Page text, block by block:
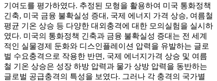
기여도를 평가하였다. 추정된 모형을 활용하여 미국 통화정책
긴축, 미국 금융 불확실성 증대, 국제 에너지 가격 상승, 여름철
평균 기온 상승 등 다양한 대외충격에 대한 모의실험을 실시하
였다. 미국의 통화정책 긴축과 금융 불확실성 증대는 전 세계
적인 실물경제 둔화와 디스인플레이션 압력을 유발하는 글로
벌 수요충격으로 작용한 반면, 국제 에너지가격 상승 및 여름
철 기온 상승은 성장 하방 압력과 물가 상방 압력을 동반하는
글로벌 공급충격의 특성을 보였다. 그러나 각 충격의 국가별